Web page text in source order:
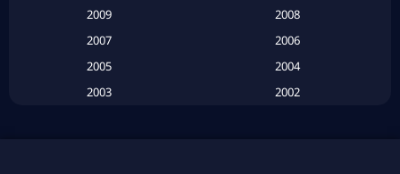
2009
2008
2007
2006
2005
2004
2003
2002